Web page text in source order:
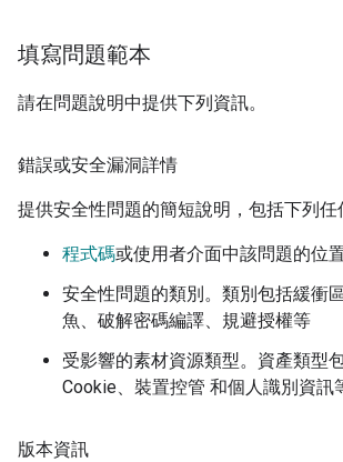
填寫問題範本
請在問題說明中提供下列資訊。
錯誤或安全漏洞詳情
提供安全性問題的簡短說明，包括下列任
程式碼或使用者介面中該問題的位置
安全性問題的類別。類別包括緩衝
魚、破解密碼編譯、規避授權等
受影響的素材資源類型。資產類型
Cookie、裝置控管 和個人識別資訊
版本資訊